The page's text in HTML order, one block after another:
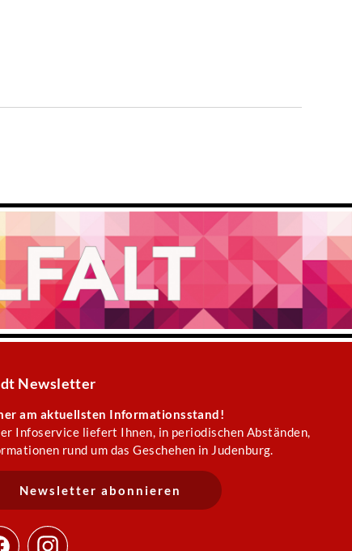
Newsletter
am aktuellsten Informationsstand!
Infoservice liefert Ihnen, in periodischen Abständen,
rund um das Geschehen in Judenburg.
Newsletter abonnieren